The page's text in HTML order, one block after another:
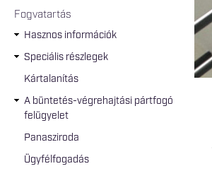
Fogvatartás
Hasznos információk
Speciális részlegek
Kártalanítás
A büntetés-végrehajtási pártfogó
felügyelet
Panasziroda
Ügyfélfogadás